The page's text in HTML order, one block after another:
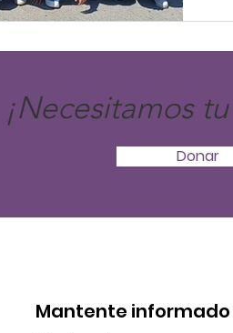
¡Necesitamos
Donar
Mantente informado